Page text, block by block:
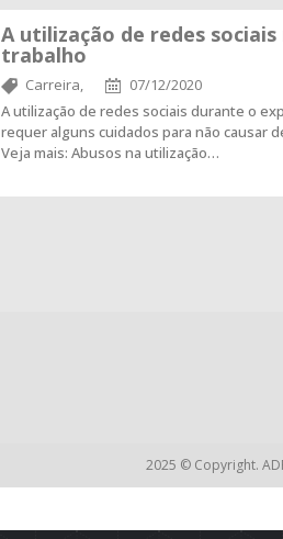
A utilização de redes sociais
trabalho
Carreira,
07/12/2020
A utilização de redes sociais durante o
requer alguns cuidados para não causar
Veja mais: Abusos na utilização…
2025 © Copyright.